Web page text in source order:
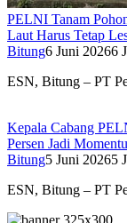
PELNI Tanam
Laut Harus Tetap
Bitung6 Juni 20266
ESN, Bitung – PT
Kepala Cabang
Persen Jadi
Bitung5 Juni 20265
ESN, Bitung – PT